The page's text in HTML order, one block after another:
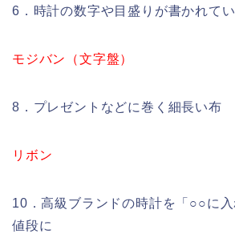
6．時計の数字や目盛りが書かれて
モジバン（文字盤）
8．プレゼントなどに巻く細長い布
リボン
10．高級ブランドの時計を「○○に
値段に